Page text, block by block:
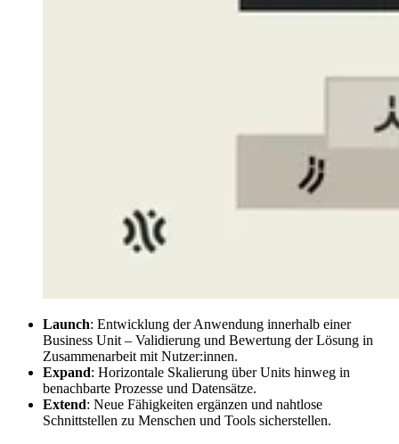
Launch: Entwicklung der Anwendung innerhalb einer
Business Unit – Validierung und Bewertung der Lösung in
Zusammenarbeit mit Nutzer:innen.
Expand: Horizontale Skalierung über Units hinweg in
benachbarte Prozesse und Datensätze.
Extend: Neue Fähigkeiten ergänzen und nahtlose
Schnittstellen zu Menschen und Tools sicherstellen.